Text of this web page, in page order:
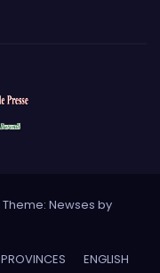
Theme: Newses by
PROVINCES ENGLISH